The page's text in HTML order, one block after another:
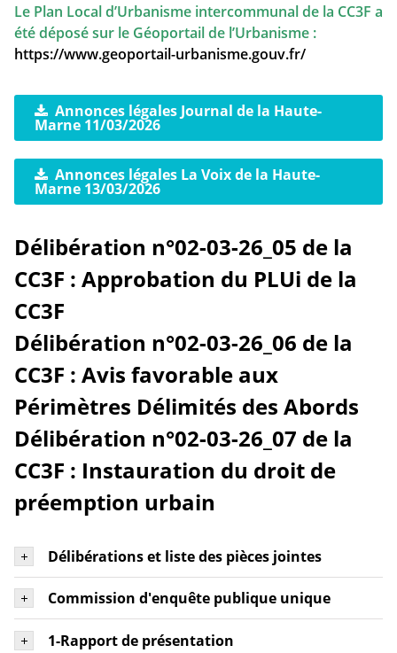
Le Plan Local d’Urbanisme intercommunal de la CC3F a
été déposé sur le Géoportail de l’Urbanisme :
https://www.geoportail-urbanisme.gouv.fr/
Annonces légales Journal de la Haute-
Marne 11/03/2026
Annonces légales La Voix de la Haute-
Marne 13/03/2026
Délibération n°02-03-26_05 de la
CC3F : Approbation du PLUi de la
CC3F
Délibération n°02-03-26_06 de la
CC3F : Avis favorable aux
Périmètres Délimités des Abords
Délibération n°02-03-26_07 de la
CC3F : Instauration du droit de
préemption urbain
Délibérations et liste des pièces jointes
Commission d'enquête publique unique
1-Rapport de présentation